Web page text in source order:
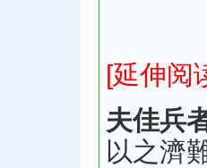
[延伸阅
夫佳兵
以之濟